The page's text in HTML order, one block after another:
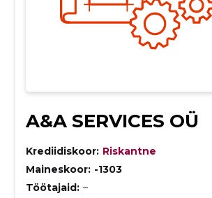
A&A SERVICES OÜ
Krediidiskoor: Riskantne
Maineskoor: -1303
Töötajaid: –